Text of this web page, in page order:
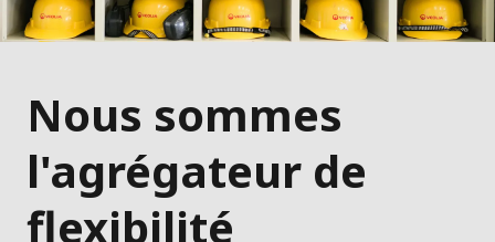
Nous sommes
l'agrégateur de
flexibilité